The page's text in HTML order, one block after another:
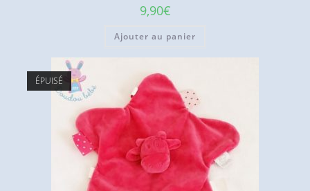
9,90€
Ajouter au panier
ÉPUISÉ